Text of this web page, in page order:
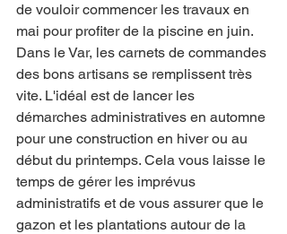
de vouloir commencer les travaux en
mai pour profiter de la piscine en juin.
Dans le Var, les carnets de commandes
des bons artisans se remplissent très
vite. L'idéal est de lancer les
démarches administratives en automne
pour une construction en hiver ou au
début du printemps. Cela vous laisse le
temps de gérer les imprévus
administratifs et de vous assurer que le
gazon et les plantations autour de la